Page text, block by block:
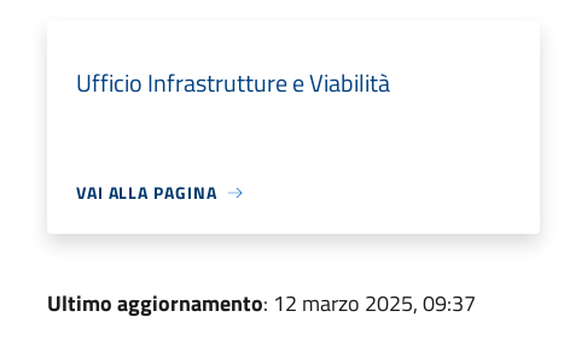
Ufficio Infrastrutture e Viabilità
VAI ALLA PAGINA
Ultimo aggiornamento: 12 marzo 2025, 09:37